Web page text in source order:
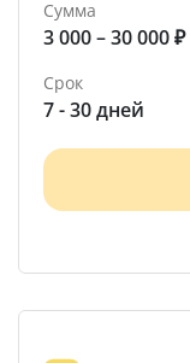
Сумма
3 000 – 30 000 ₽
Срок
7 - 30 дней